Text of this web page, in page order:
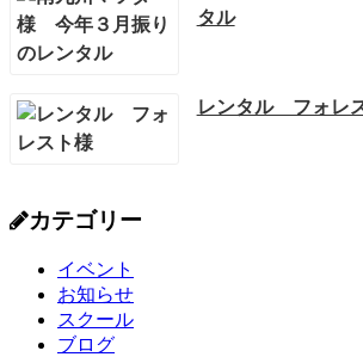
タル
レンタル フォレ
カテゴリー
イベント
お知らせ
スクール
ブログ